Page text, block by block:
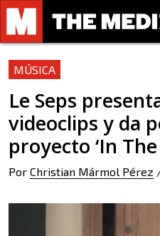
MÚSICA
Le Seps
videoclips y da
proyecto ‘In
Por Christian Mármol Pérez